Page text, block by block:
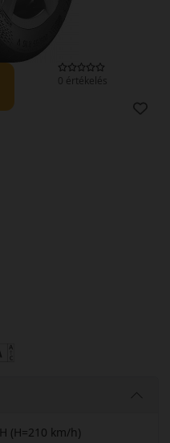
0 értékelés
H (H=210 km/h)